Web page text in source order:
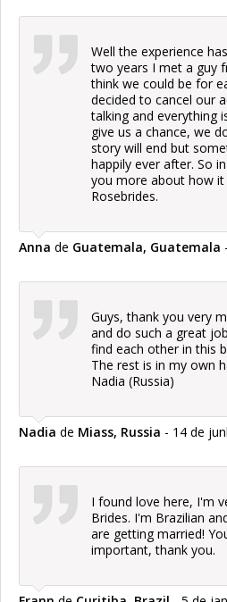
Well the experience
two years I met a guy
think we could be for
decided to cancel our
talking and everything
give us a chance, we
story will end but
happily ever after. So
you more about how it
Rosebrides.
Anna de Guatemala, Guatemala
Guys, thank you very
and do such a great
find each other in this
The rest is in my own
Nadia (Russia)
Nadia de Miass, Russia - 14 de
I found love here, I'm
Brides. I'm Brazilian
are getting married!
important, thank you.